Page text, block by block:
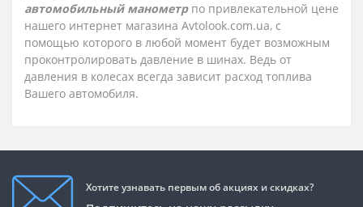
автомобильный манометрпо привлекательной цене
нашего интернет магазина Avtolook.com.ua, с
помощью которого в любой момент будет возможным
проконтролировать давление в шинах. Ведь от
давления в колесах всегда зависит расход топлива
Вашего автомобиля.
Хотите узнавать первым об акциях и скидках?